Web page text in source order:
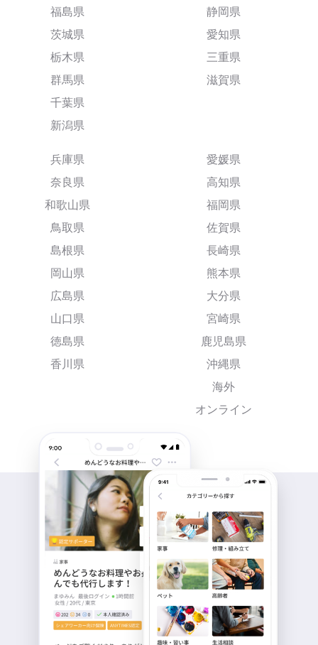
福島県
茨城県
栃木県
群馬県
千葉県
新潟県
静岡県
愛知県
三重県
滋賀県
兵庫県
奈良県
和歌山県
鳥取県
島根県
岡山県
広島県
山口県
徳島県
香川県
愛媛県
高知県
福岡県
佐賀県
長崎県
熊本県
大分県
宮崎県
鹿児島県
沖縄県
海外
オンライン